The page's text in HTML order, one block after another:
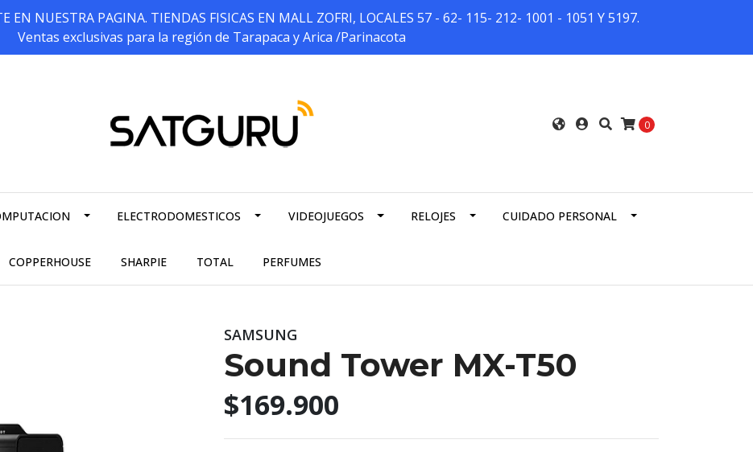
EN NUESTRA PAGINA. TIENDAS FISICAS EN MALL ZOFRI, LOCALES 57 - 62- 115- 212- 1001 - 1051 Y 5197.
Ventas exclusivas para la región de Tarapaca y Arica /Parinacota
0
ELECTRODOMESTICOS VIDEOJUEGOS RELOJES CUIDADO PERSONAL
COPPERHOUSE SHARPIE TOTAL PERFUMES
SAMSUNG
Sound Tower MX-T50
$169.900